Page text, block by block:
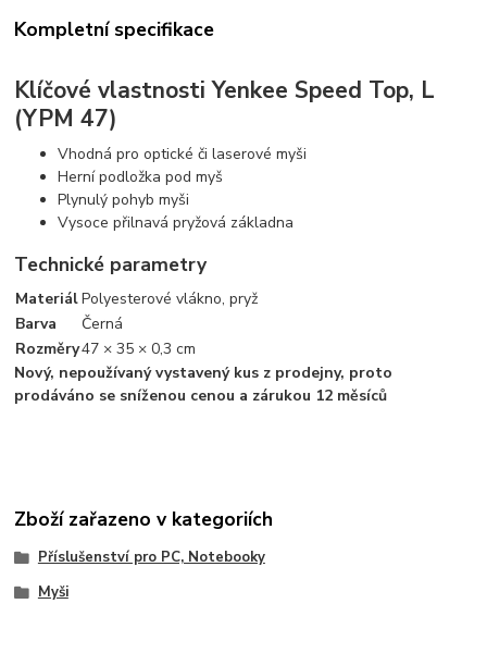
Kompletní specifikace
Klíčové vlastnosti Yenkee Speed Top, L
(YPM 47)
Vhodná pro optické či laserové myši
Herní podložka pod myš
Plynulý pohyb myši
Vysoce přilnavá pryžová základna
Technické parametry
MateriálPolyesterové vlákno, pryž
Barva
Černá
Rozměry47 × 35 × 0,3 cm
Nový, nepoužívaný vystavený kus z prodejny, proto
prodáváno se sníženou cenou a zárukou 12 měsíců
Zboží zařazeno v kategoriích
Příslušenství pro PC, Notebooky
Myši